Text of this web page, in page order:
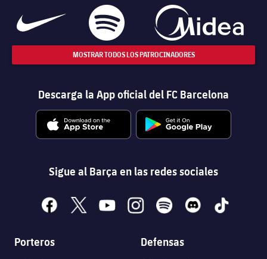
MOSTRAR TODOS LOS PATROCINADORES
Descarga la App oficial del FC Barcelona
Sigue al Barça en las redes sociales
facebook
x youtubeinstagramspotify discord tiktok
Porteros Defensas